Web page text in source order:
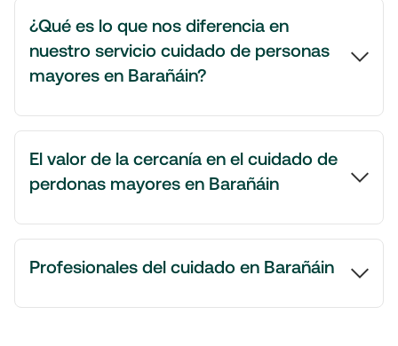
¿Qué es lo que nos diferencia en
nuestro servicio cuidado de personas
mayores en Barañáin?
El valor de la cercanía en el cuidado de
perdonas mayores en Barañáin
Profesionales del cuidado en Barañáin